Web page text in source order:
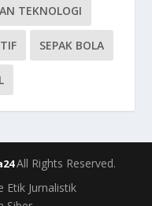
TEKNOLOGI
SEPAK BOLA
All Rights Reserved.
Etik Jurnalistik